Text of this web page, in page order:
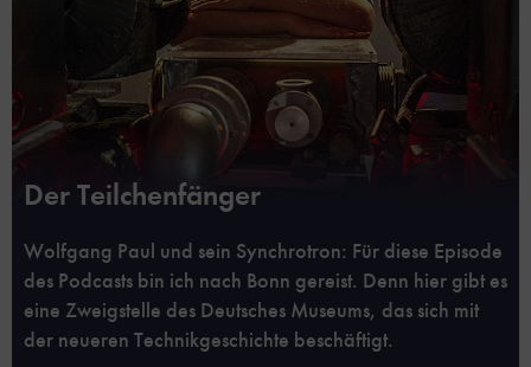
Der Teilchenfänger
Wolfgang Paul und sein Synchrotron: Für diese Episode
des Podcasts bin ich nach Bonn gereist. Denn hier gibt es
eine Zweigstelle des Deutsches Museums, das sich mit
der neueren Technikgeschichte beschäftigt.